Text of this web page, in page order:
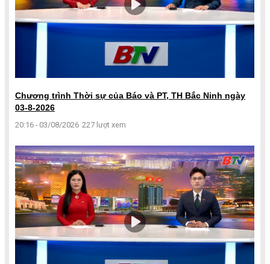
Chương trình Thời sự của Báo và PT, TH Bắc Ninh ngày
03-8-2026
20:16 - 03/08/2026 227 lượt xem